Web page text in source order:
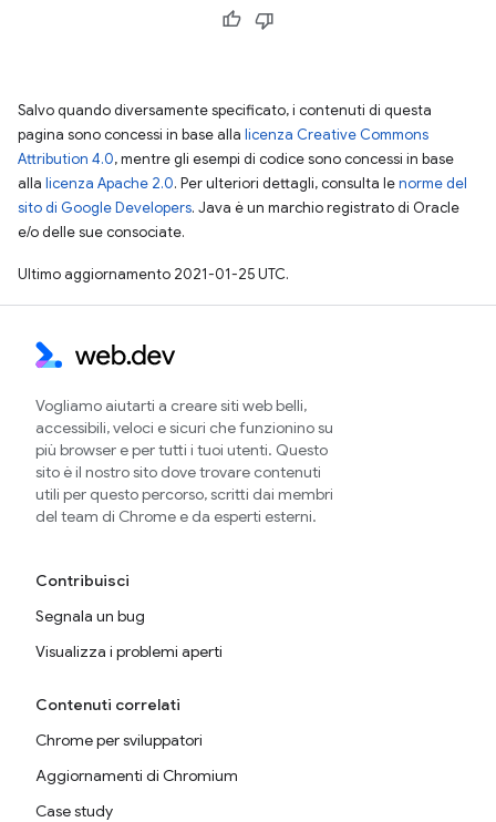
Salvo quando diversamente specificato, i contenuti di questa
pagina sono concessi in base alla licenza Creative Commons
Attribution 4.0, mentre gli esempi di codice sono concessi in base
alla licenza Apache 2.0. Per ulteriori dettagli, consulta lenorme del
sito di Google Developers. Java è un marchio registrato di Oracle
e/o delle sue consociate.
Ultimo aggiornamento 2021-01-25 UTC.
Vogliamo aiutarti a creare siti web belli,
accessibili, veloci e sicuri che funzionino su
più browser e per tutti i tuoi utenti. Questo
sito è il nostro sito dove trovare contenuti
utili per questo percorso, scritti dai membri
del team di Chrome e da esperti esterni.
Contribuisci
Segnala un bug
Visualizza i problemi aperti
Contenuti correlati
Chrome per sviluppatori
Aggiornamenti di Chromium
Case study